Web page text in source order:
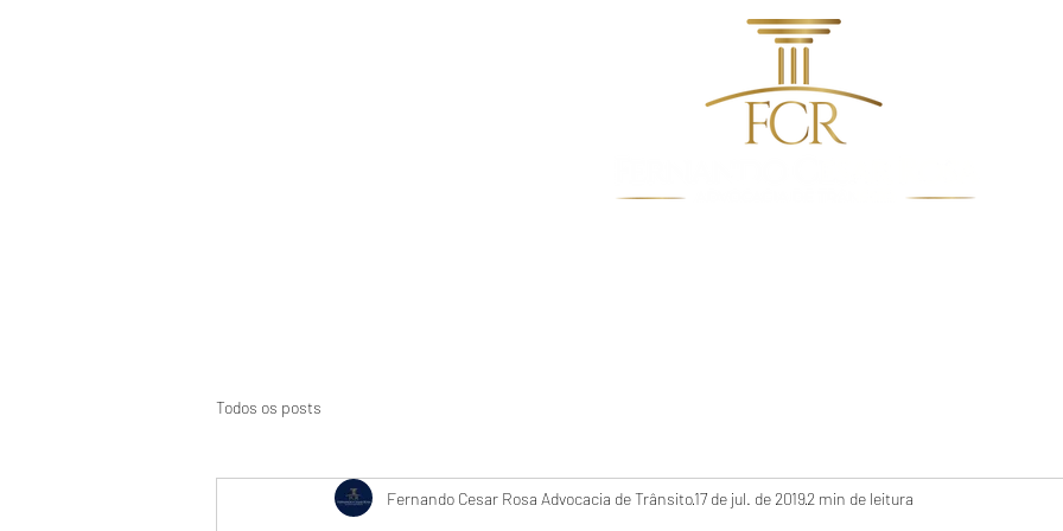
Todos os posts
Fernando Cesar Rosa Advocacia de Trânsito17 de jul. de 20192 min de leitura